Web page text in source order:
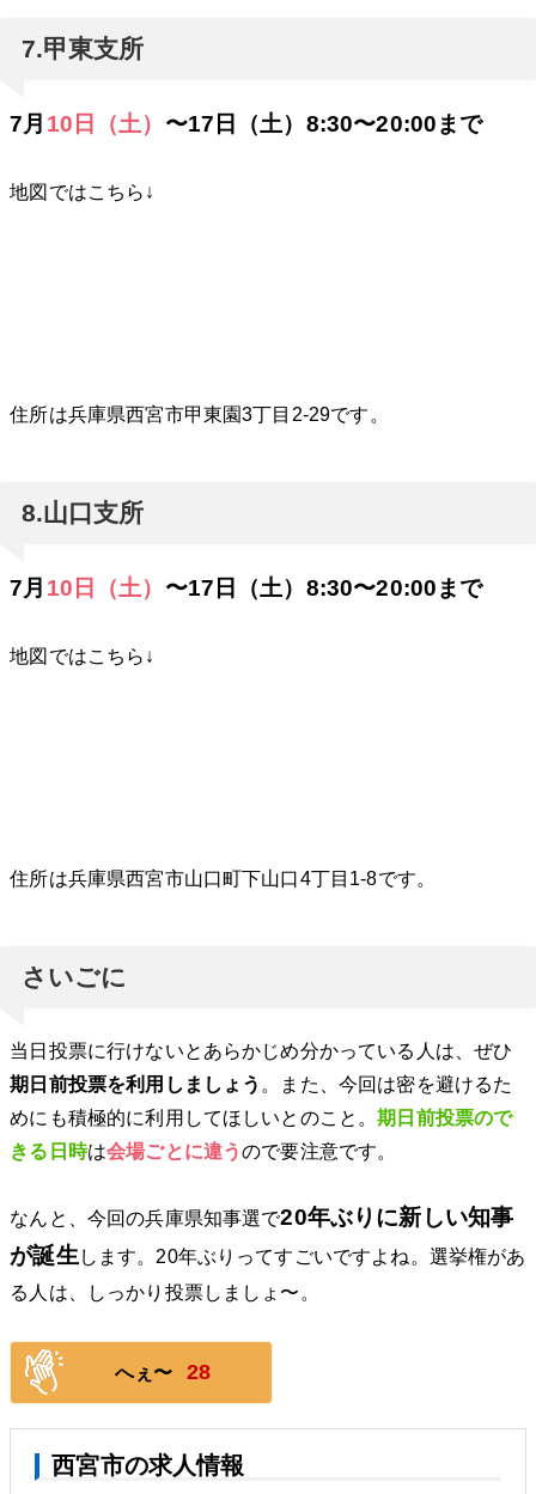
7.甲東支所
7月 10日（土） 〜17日（土）8:30〜20:00まで
地図ではこちら↓
住所は兵庫県西宮市甲東園3丁目2-29です。
8.山口支所
7月 10日（土） 〜17日（土）8:30〜20:00まで
地図ではこちら↓
住所は兵庫県西宮市山口町下山口4丁目1-8です。
さいごに
当日投票に行けないとあらかじめ分かっている人は、ぜひ
期日前投票を利用しましょう 。また、今回は密を避けるた
めにも積極的に利用してほしいとのこと。期日前投票ので
きる日時は会場ごとに違うので要注意です。
なんと、今回の兵庫県知事選で20年ぶりに新しい知事
が誕生します。20年ぶりってすごいですよね。選挙権があ
る人は、しっかり投票しましょ〜。
へぇ〜 28
西宮市の求人情報